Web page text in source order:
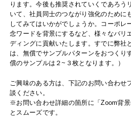
ります。今後も推奨されていくであろう
いて、社員同士のつながり強化のために
してみてはいかがでしょうか。コーポレ
念ワードを背景にするなど、様々なバリ
ディングに貢献いたします。すでに弊社
は、無償でサンプルパターンをおつくり
償のサンプルは２~３枚となります。）
ご興味のある方は、下記のお問い合わせ
談ください。
※お問い合わせ詳細の箇所に「Zoom背
とスムーズです。